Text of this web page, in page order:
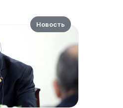
Новость